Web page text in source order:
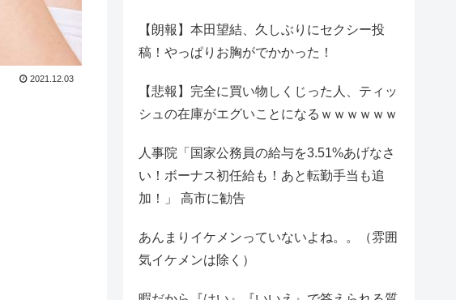
2021.12.03
【朗報】本田望結、久しぶりにセクシー投
稿！やっぱりお胸がでかかった！
【悲報】完全に買い物しくじった人、ティッ
シュの在庫がエグいことになるｗｗｗｗｗｗ
人事院「国家公務員の給与を3.51%あげなさ
い！ボーナス初任給も！あと転勤手当も追
加！」 高市に勧告
あんまりイケメンっていないよね。。（雰囲
気イケメンは除く）